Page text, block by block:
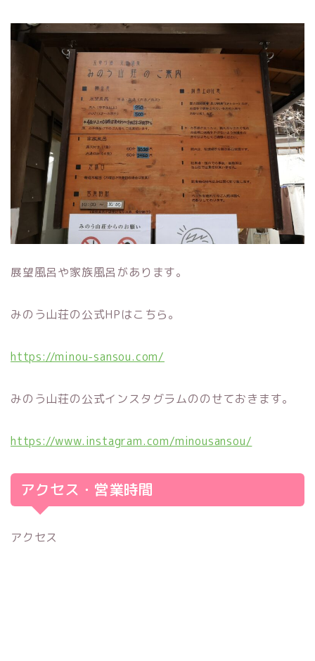
展望風呂や家族風呂があります。
みのう山荘の公式HPはこちら。
https://minou-sansou.com/
みのう山荘の公式インスタグラムののせておきます。
https://www.instagram.com/minousansou/
アクセス・営業時間
アクセス